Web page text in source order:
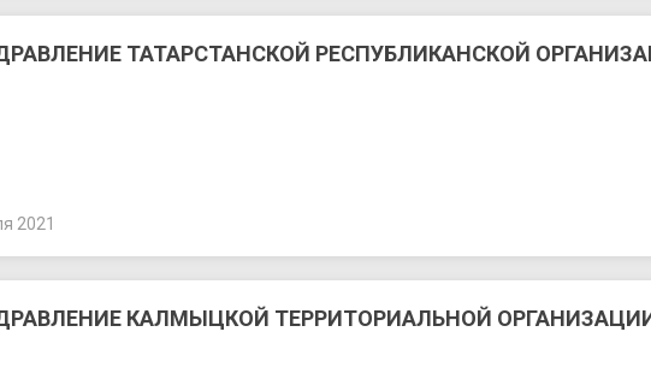
ТАТАРСТАНСКОЙ РЕСПУБЛИКАНСКОЙ
2021
КАЛМЫЦКОЙ ТЕРРИТОРИАЛЬНОЙ